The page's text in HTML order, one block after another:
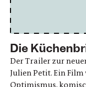
Die
Der Trailer zur
Julien Petit. Ein
Optimismus,